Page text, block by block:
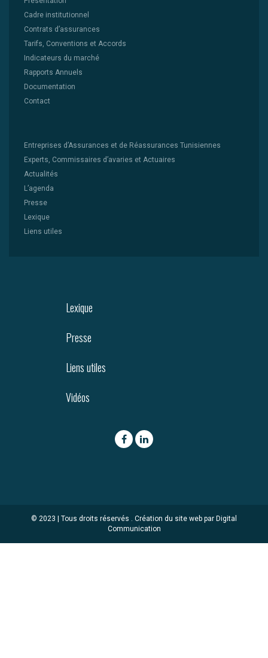
Cadre institutionnel
Contrats d’assurances
Tarifs, Conventions et Accords
Indicateurs du marché
Rapports Annuels
Documentation
Contact
Entreprises d’Assurances et de Réassurances Tunisiennes
Experts, Commissaires d’avaries et Actuaires
Actualités
L’agenda
Presse
Lexique
Liens utiles
Lexique
Presse
Liens utiles
Vidéos
© 2023 | Tous droits réservés . Création du site web par Digital
Communication